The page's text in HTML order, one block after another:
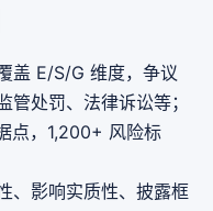
盖 E/S/G 维度，争议
处罚、法律诉讼等；
点，1,200+ 风险标
、影响实质性、披露框